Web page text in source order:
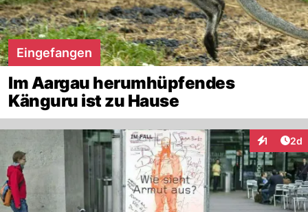
Eingefangen
Im Aargau herumhüpfendes
Känguru ist zu Hause
1 2d